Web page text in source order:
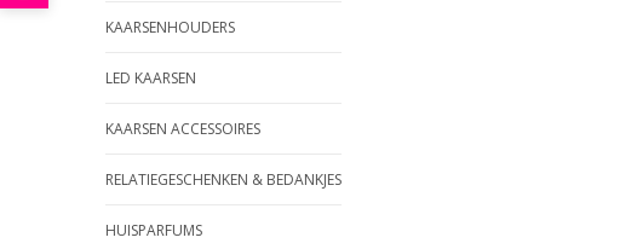
KAARSENHOUDERS
LED KAARSEN
KAARSEN ACCESSOIRES
RELATIEGESCHENKEN & BEDANKJES
HUISPARFUMS